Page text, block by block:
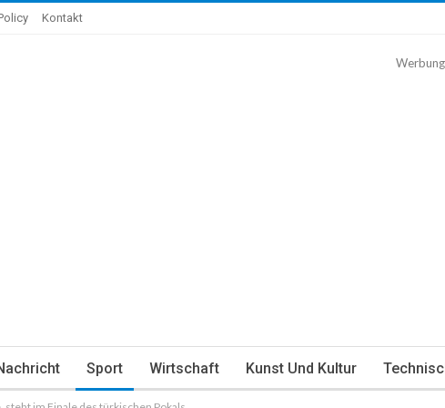
Kontakt
Werbung
Sport Wirtschaft Kunst Und Kultur